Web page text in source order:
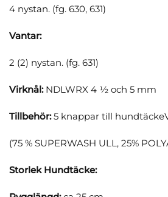
4 nystan. (fg. 630, 631)
Vantar:
2 (2) nystan. (fg. 631)
Virknål:NDLWRX 4 ½ och 5 mm
Tillbehör:5 knappar till
(75 % SUPERWASH ULL, 25%
Storlek Hundtäcke: